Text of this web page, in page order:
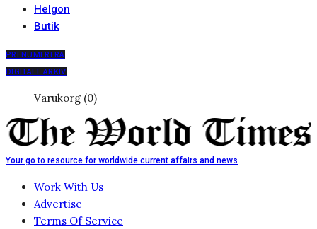
Helgon
Butik
PRENUMERERA
DIGITALT ARKIV
Varukorg (0)
Your go to resource for worldwide current affairs and news
Work With Us
Advertise
Terms Of Service